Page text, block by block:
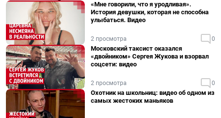
«Мне говорили, что я уродливая».
История девушки, которая не способна
улыбаться. Видео
2 просмотра 0
Московский таксист оказался
«двойником» Сергея Жукова и взорвал
соцсети: видео
2 просмотра 0
Охотник на школьниц: видео об одном из
самых жестоких маньяков